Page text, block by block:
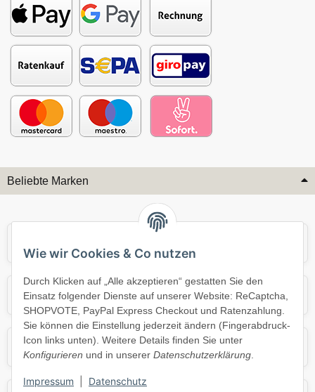
Wie wir Cookies & Co nutzen
Durch Klicken auf „Alle akzeptieren“ gestatten Sie den
Einsatz folgender Dienste auf unserer Website: ReCaptcha,
SHOPVOTE, PayPal Express Checkout und Ratenzahlung.
Sie können die Einstellung jederzeit ändern (Fingerabdruck-
Icon links unten). Weitere Details finden Sie unter
Konfigurieren und in unserer Datenschutzerklärung.
Impressum Datenschutz
Beliebte Marken
Mercedes Mini
Opel Porsche